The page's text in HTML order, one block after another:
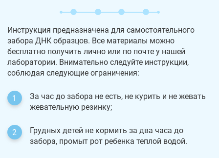
Инструкция предназначена для самостоятельного
забора ДНК образцов. Все материалы можно
бесплатно получить лично или по почте у нашей
лаборатории. Внимательно следуйте инструкции,
соблюдая следующие ограничения:
За час до забора не есть, не курить и не жевать
жевательную резинку;
Грудных детей не кормить за два часа до
забора, промыт рот ребенка теплой водой.